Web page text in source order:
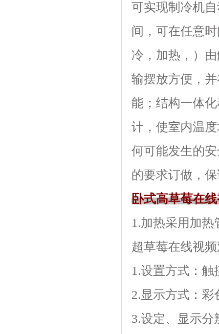
可实现制冷机自
间，可在任意
冷，加热
输摆放方便
能；结构一体
计，使室内
何可能发生的安
的要求订做，保
卧式高草莓在
1.加热采用加热管
超草莓在线视
1.设置方式：触
2.显示方式
3.设定、显示